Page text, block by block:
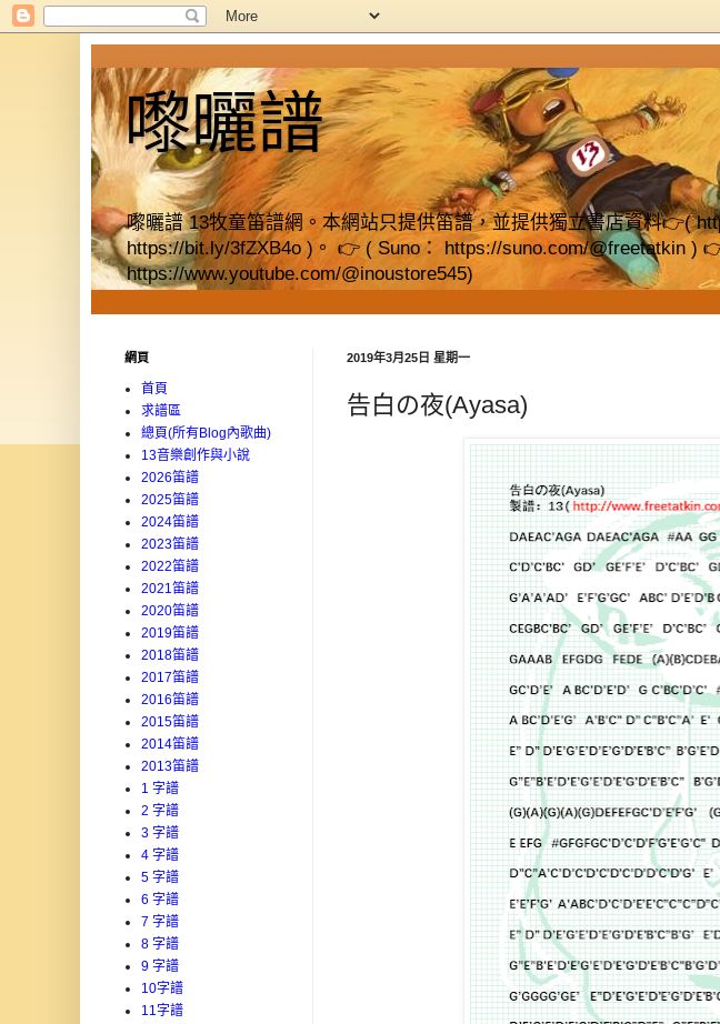
嚟曬譜
嚟曬譜 13牧童笛譜網。本網站只提供笛譜，並提供獨立書店資料👉(
https://bit.ly/3fZXB4o )。 👉 ( Suno： https://suno.com/@freetatkin )
https://www.youtube.com/@inoustore545)
2019年3月25日 星期一
告白の夜(Ayasa)
網頁
首頁
求譜區
總頁(所有Blog內歌曲)
13音樂創作與小說
2026笛譜
2025笛譜
2024笛譜
2023笛譜
2022笛譜
2021笛譜
2020笛譜
2019笛譜
2018笛譜
2017笛譜
2016笛譜
2015笛譜
2014笛譜
2013笛譜
1 字譜
2 字譜
3 字譜
4 字譜
5 字譜
6 字譜
7 字譜
8 字譜
9 字譜
10字譜
11字譜